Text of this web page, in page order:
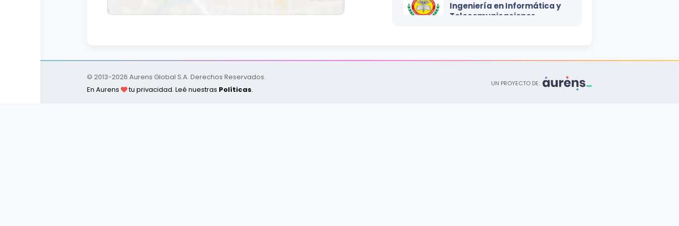
Ingeniería en Informática y
Telecomunicaciones
Marketing y Publicidad
© 2013-2026 Aurens Global S.A. Derechos Reservados.
En Aurens
tu privacidad. Leé nuestras Políticas.
UN PROYECTO DE: